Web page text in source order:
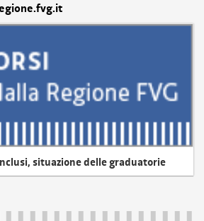
situazione delle graduatorie